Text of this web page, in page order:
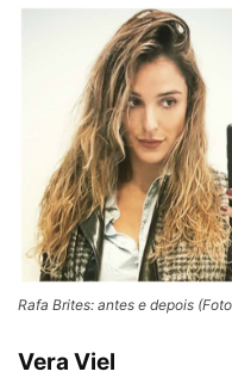
Rafa Brites: antes e depois
Vera Viel